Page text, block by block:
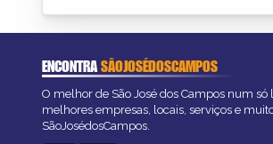
ENCONTRASÃOJOSÉDOSCAMPOS
O melhor de São José dos Campos num só
melhores empresas, locais, serviços e
SãoJosédosCampos.